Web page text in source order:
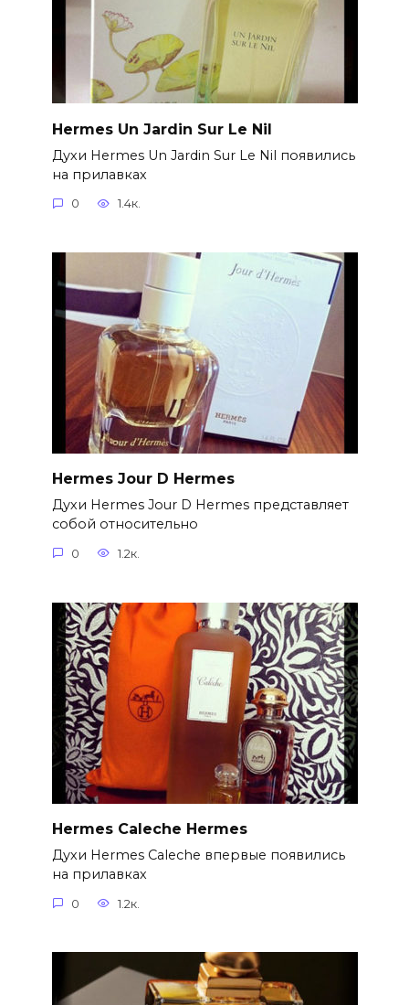
Hermes Un Jardin Sur Le Nil
Духи Hermes Un Jardin Sur Le Nil появились
на прилавках
0 1.4к.
Hermes Jour D Hermes
Духи Hermes Jour D Hermes представляет
собой относительно
0 1.2к.
Hermes Caleche Hermes
Духи Hermes Caleche впервые появились
на прилавках
0 1.2к.